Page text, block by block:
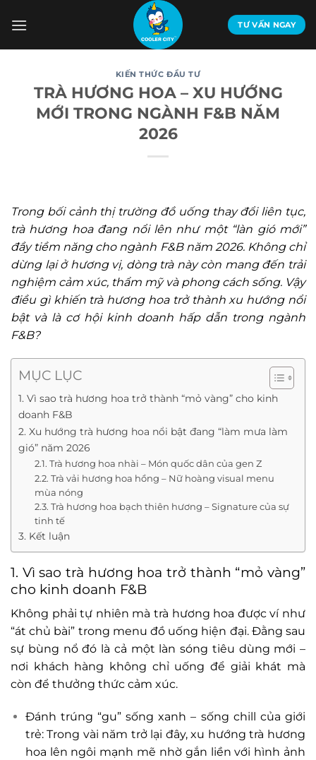
qua
TƯ VẤN NGAY
KIẾN THỨC ĐẦU TƯ
TRÀ HƯƠNG HOA – XU HƯỚNG
MỚI TRONG NGÀNH F&B NĂM
2026
Trong bối cảnh thị trường đồ uống thay đổi liên tục,
trà hương hoa đang nổi lên như một “làn gió mới”
đầy tiềm năng cho ngành F&B năm 2026. Không chỉ
dừng lại ở hương vị, dòng trà này còn mang đến trải
nghiệm cảm xúc, thẩm mỹ và phong cách sống. Vậy
điều gì khiến trà hương hoa trở thành xu hướng nổi
bật và là cơ hội kinh doanh hấp dẫn trong ngành
F&B?
MỤC LỤC
1. Vì sao trà hương hoa trở thành “mỏ vàng” cho kinh
doanh F&B
2. Xu hướng trà hương hoa nổi bật đang “làm mưa làm
gió” năm 2026
2.1. Trà hương hoa nhài – Món quốc dân của gen Z
2.2. Trà vải hương hoa hồng – Nữ hoàng visual menu
mùa nóng
2.3. Trà hương hoa bạch thiên hương – Signature của sự
tinh tế
3. Kết luận
1. Vì sao trà hương hoa trở thành “mỏ vàng”
cho kinh doanh F&B
Không phải tự nhiên mà trà hương hoa được ví như
“át chủ bài” trong menu đồ uống hiện đại. Đằng sau
sự bùng nổ đó là cả một làn sóng tiêu dùng mới –
nơi khách hàng không chỉ uống để giải khát mà
còn để thưởng thức cảm xúc.
Đánh trúng “gu” sống xanh – sống chill của giới
trẻ: Trong vài năm trở lại đây, xu hướng trà hương
hoa lên ngôi mạnh mẽ nhờ gắn liền với hình ảnh